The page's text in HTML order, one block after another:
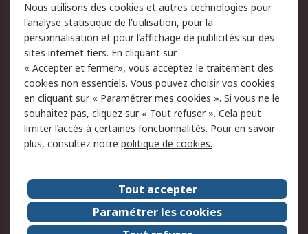
du site
Politique de protection
des données - Mise à
jour
Sécurité des E-mails
Conditions générales
de vente
Politique anti-
corruption
Campagnes marketing
A propos de RS
A propos de RS France
Evénements
Le groupe RS Group Plc
Presse
RS dans le monde
Démarche RSE
Nous utilisons des cookies et autres technologies pour
l'analyse statistique de l'utilisation, pour la
personnalisation et pour l’affichage de publicités sur des
sites internet tiers. En cliquant sur
« Accepter et fermer», vous acceptez le traitement des
cookies non essentiels. Vous pouvez choisir vos cookies
en cliquant sur « Paramétrer mes cookies ». Si vous ne le
souhaitez pas, cliquez sur « Tout refuser ». Cela peut
limiter l’accès à certaines fonctionnalités. Pour en savoir
plus, consultez notre politique de cookies.
Tout accepter
Paramétrer les cookies